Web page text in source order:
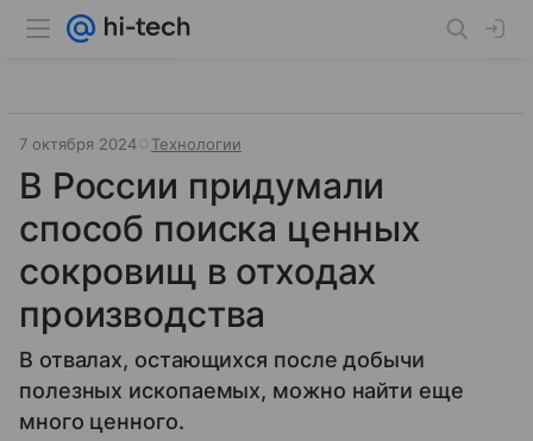
7 октября 2024 Технологии
В России придумали
способ поиска ценных
сокровищ в отходах
производства
В отвалах, остающихся после добычи
полезных ископаемых, можно найти еще
много ценного.